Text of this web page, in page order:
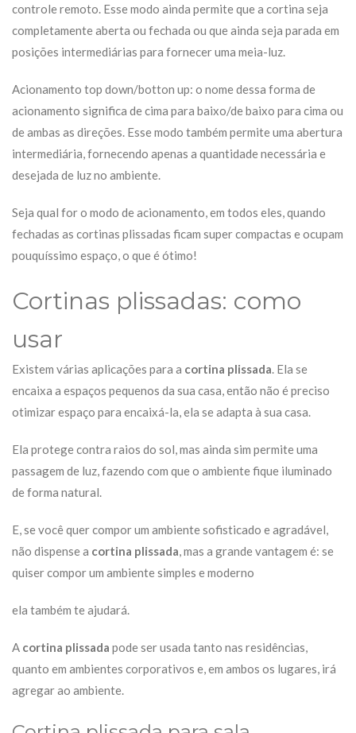
controle remoto. Esse modo ainda permite que a cortina seja
completamente aberta ou fechada ou que ainda seja parada em
posições intermediárias para fornecer uma meia-luz.
Acionamento top down/botton up: o nome dessa forma de
acionamento significa de cima para baixo/de baixo para cima ou
de ambas as direções. Esse modo também permite uma abertura
intermediária, fornecendo apenas a quantidade necessária e
desejada de luz no ambiente.
Seja qual for o modo de acionamento, em todos eles, quando
fechadas as cortinas plissadas ficam super compactas e ocupam
pouquíssimo espaço, o que é ótimo!
Cortinas plissadas: como
usar
Existem várias aplicações para a cortina plissada. Ela se
encaixa a espaços pequenos da sua casa, então não é preciso
otimizar espaço para encaixá-la, ela se adapta à sua casa.
Ela protege contra raios do sol, mas ainda sim permite uma
passagem de luz, fazendo com que o ambiente fique iluminado
de forma natural.
E, se você quer compor um ambiente sofisticado e agradável,
não dispense a cortina plissada, mas a grande vantagem é: se
quiser compor um ambiente simples e moderno
ela também te ajudará.
A cortina plissada pode ser usada tanto nas residências,
quanto em ambientes corporativos e, em ambos os lugares, irá
agregar ao ambiente.